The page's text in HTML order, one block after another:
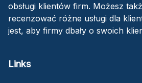
obsługi klientów firm. Możesz
recenzować różne usługi dla
jest, aby firmy dbały o swoich
Links